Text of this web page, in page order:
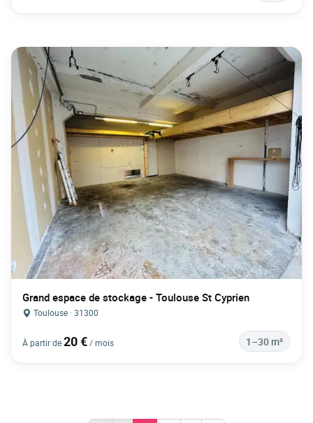
Grand espace de stockage - Toulouse St Cyprien
Toulouse · 31300
À partir de20 €/ mois 1–30 m²